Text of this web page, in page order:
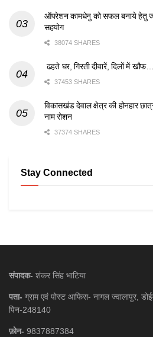
ऑपरेशन कामधेनु को सफल बनाये हेतु
सहयोग
38074 SHARES
ढहते घर, गिरती दीवारें, दिलों में
37453 SHARES
विकासखंड देवाल क्षेत्र की होनहार
नाम रोशन
37374 SHARES
Stay Connected
संपादक- शंकर सिंह भाटिया
पता- ग्राम एवं पोस्ट आफिस- नागल ज्वालापुर,
पिन-248140
फ़ोन- 9837887384